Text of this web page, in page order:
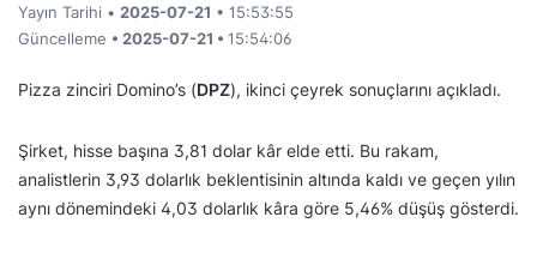
Yayın Tarihi • 2025-07-21 • 15:53:55
Güncelleme • 2025-07-21 • 15:54:06
Pizza zinciri Domino’s (DPZ), ikinci çeyrek sonuçlarını açıkladı.
Şirket, hisse başına 3,81 dolar kâr elde etti. Bu rakam,
analistlerin 3,93 dolarlık beklentisinin altında kaldı ve geçen yılın
aynı dönemindeki 4,03 dolarlık kâra göre 5,46% düşüş gösterdi.